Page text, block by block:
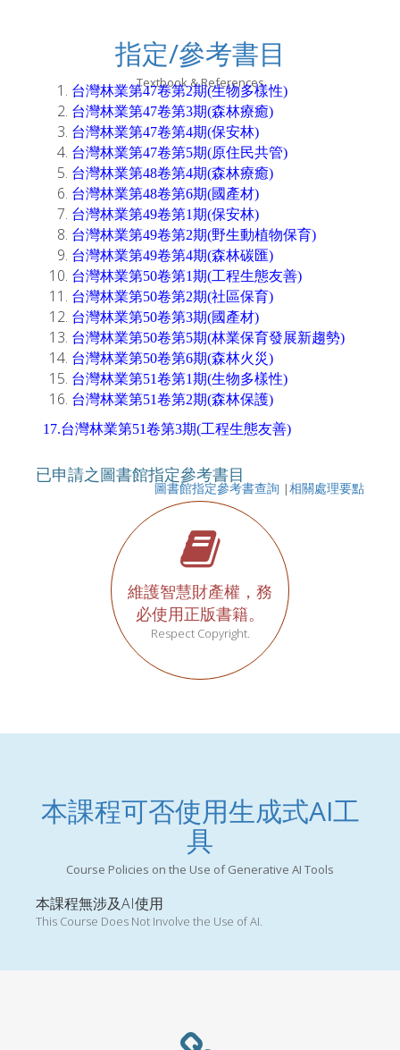
指定/參考書目
Textbook & References
台灣林業第47卷第2期(生物多樣性)
台灣林業第47卷第3期(森林療癒)
台灣林業第47卷第4期(保安林)
台灣林業第47卷第5期(原住民共管)
台灣林業第48卷第4期(森林療癒)
台灣林業第48卷第6期(國產材)
台灣林業第49卷第1期(保安林)
台灣林業第49卷第2期(野生動植物保育)
台灣林業第49卷第4期(森林碳匯)
台灣林業第50卷第1期(工程生態友善)
台灣林業第50卷第2期(社區保育)
台灣林業第50卷第3期(國產材)
台灣林業第50卷第5期(林業保育發展新趨勢)
台灣林業第50卷第6期(森林火災)
台灣林業第51卷第1期(生物多樣性)
台灣林業第51卷第2期(森林保護)
17.台灣林業第51卷第3期(工程生態友善)
已申請之圖書館指定參考書目
圖書館指定參考書查詢 |相關處理要點
維護智慧財產權，務
必使用正版書籍。
Respect Copyright.
本課程可否使用生成式AI工
具
Course Policies on the Use of Generative AI Tools
本課程無涉及AI使用
This Course Does Not Involve the Use of AI.